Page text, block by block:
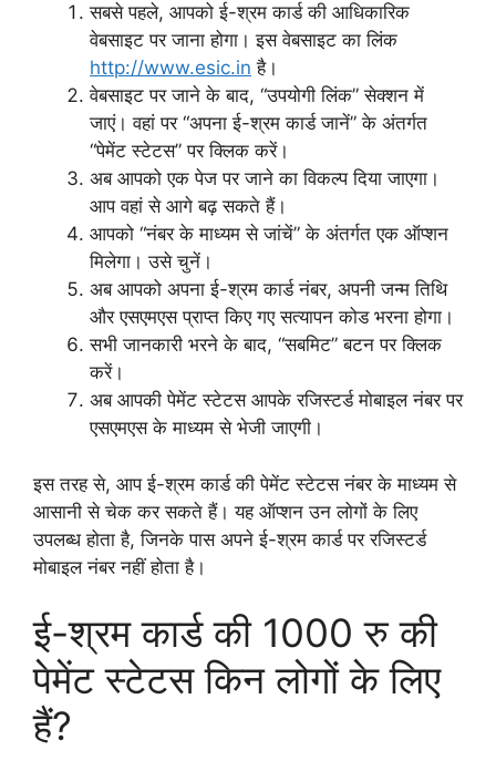
सबसे पहले, आपको ई-श्रम कार्ड की आधिकारिक
वेबसाइट पर जाना होगा। इस वेबसाइट का लिंक
http://www.esic.in है।
वेबसाइट पर जाने के बाद, “उपयोगी लिंक” सेक्शन में
जाएं। वहां पर “अपना ई-श्रम कार्ड जानें” के अंतर्गत
“पेमेंट स्टेटस” पर क्लिक करें।
अब आपको एक पेज पर जाने का विकल्प दिया जाएगा।
आप वहां से आगे बढ़ सकते हैं।
आपको “नंबर के माध्यम से जांचें” के अंतर्गत एक ऑप्शन
मिलेगा। उसे चुनें।
अब आपको अपना ई-श्रम कार्ड नंबर, अपनी जन्म तिथि
और एसएमएस प्राप्त किए गए सत्यापन कोड भरना होगा।
सभी जानकारी भरने के बाद, “सबमिट” बटन पर क्लिक
करें।
अब आपकी पेमेंट स्टेटस आपके रजिस्टर्ड मोबाइल नंबर पर
एसएमएस के माध्यम से भेजी जाएगी।
इस तरह से, आप ई-श्रम कार्ड की पेमेंट स्टेटस नंबर के माध्यम से
आसानी से चेक कर सकते हैं। यह ऑप्शन उन लोगों के लिए
उपलब्ध होता है, जिनके पास अपने ई-श्रम कार्ड पर रजिस्टर्ड
मोबाइल नंबर नहीं होता है।
ई-श्रम कार्ड की 1000 रु की
पेमेंट स्टेटस किन लोगों के लिए
हैं?